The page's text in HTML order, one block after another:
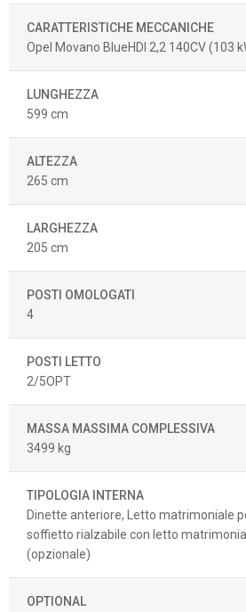
CARATTERISTICHE MECCANICHE
Opel Movano BlueHDI 2,2 140CV (103
LUNGHEZZA
599 cm
ALTEZZA
265 cm
LARGHEZZA
205 cm
POSTI OMOLOGATI
4
POSTI LETTO
2/5OPT
MASSA MASSIMA COMPLESSIVA
3499 kg
TIPOLOGIA INTERNA
Dinette anteriore, Letto matrimoniale
soffietto rialzabile con letto
(opzionale)
OPTIONAL